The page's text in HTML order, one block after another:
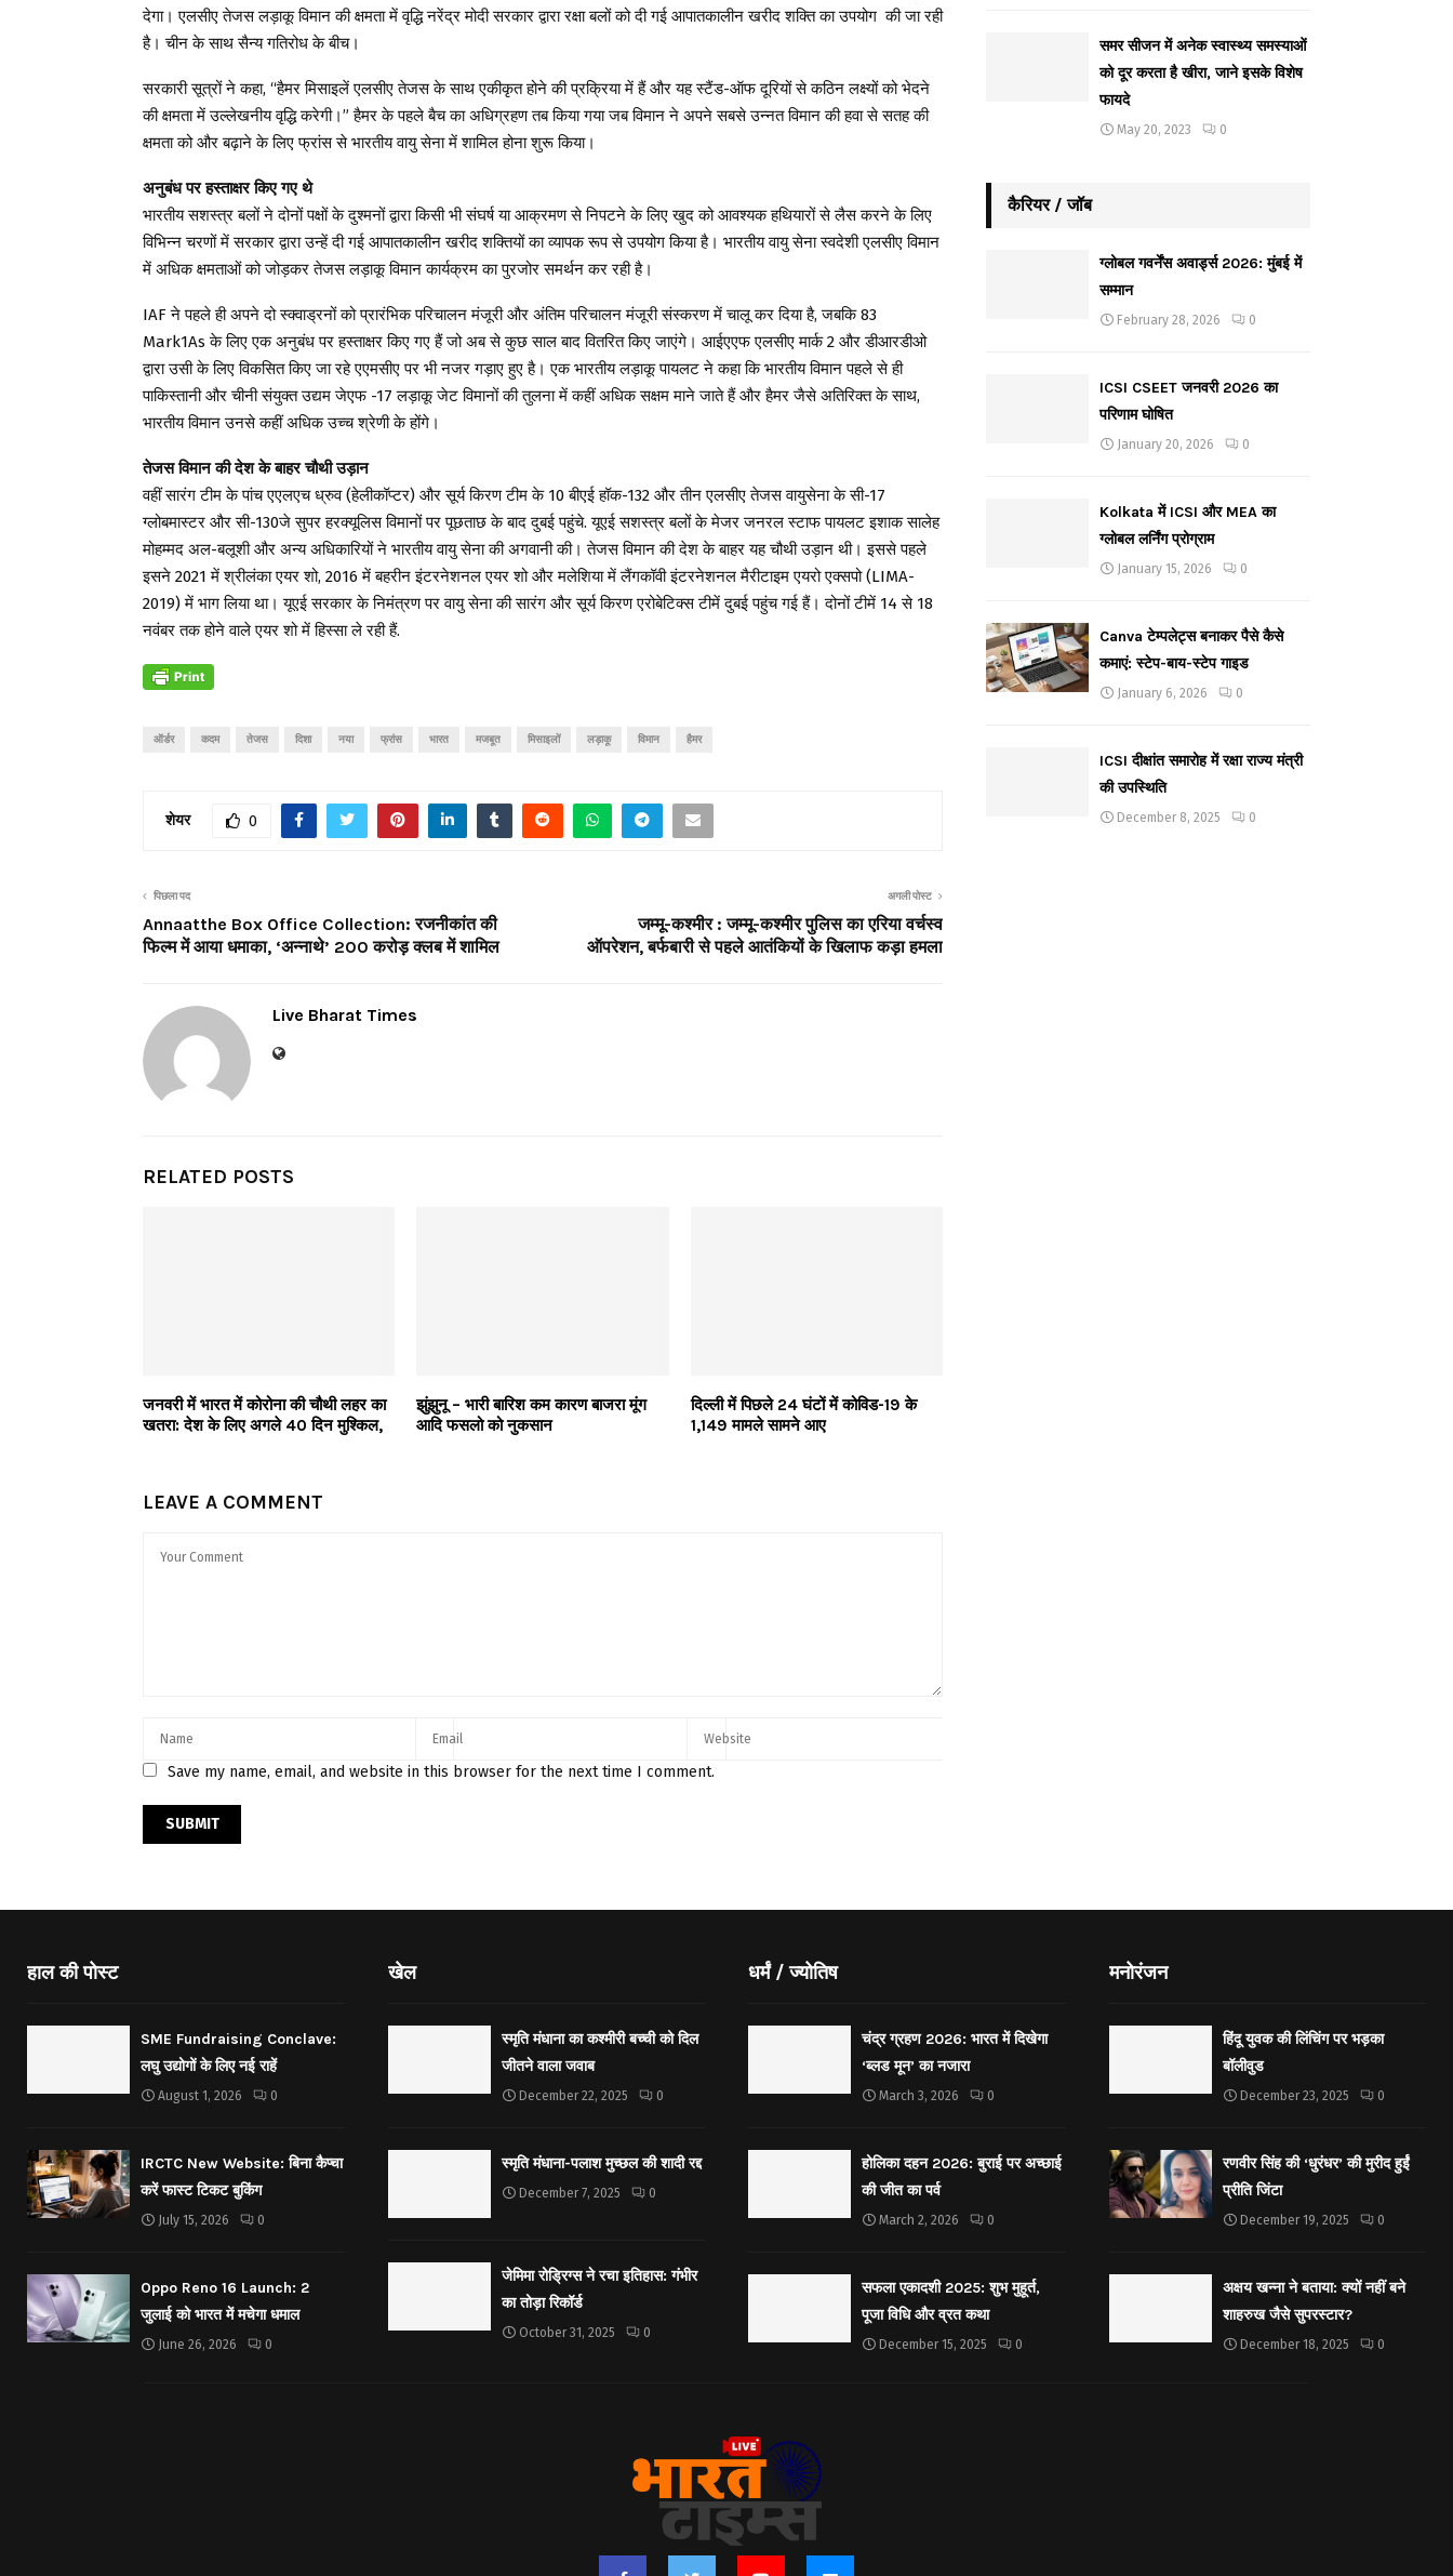
देगा। एलसीए तेजस लड़ाकू विमान की क्षमता में वृद्धि नरेंद्र मोदी सरकार द्वारा रक्षा बलों को दी गई आपातकालीन खरीद शक्ति का उपयोग की जा रही
है। चीन के साथ सैन्य गतिरोध के बीच।
सरकारी सूत्रों ने कहा, “हैमर मिसाइलें एलसीए तेजस के साथ एकीकृत होने की प्रक्रिया में हैं और यह स्टैंड-ऑफ दूरियों से कठिन लक्ष्यों को भेदने
की क्षमता में उल्लेखनीय वृद्धि करेगी।” हैमर के पहले बैच का अधिग्रहण तब किया गया जब विमान ने अपने सबसे उन्नत विमान की हवा से सतह की
क्षमता को और बढ़ाने के लिए फ्रांस से भारतीय वायु सेना में शामिल होना शुरू किया।
अनुबंध पर हस्ताक्षर किए गए थे
भारतीय सशस्त्र बलों ने दोनों पक्षों के दुश्मनों द्वारा किसी भी संघर्ष या आक्रमण से निपटने के लिए खुद को आवश्यक हथियारों से लैस करने के लिए
विभिन्न चरणों में सरकार द्वारा उन्हें दी गई आपातकालीन खरीद शक्तियों का व्यापक रूप से उपयोग किया है। भारतीय वायु सेना स्वदेशी एलसीए विमान
में अधिक क्षमताओं को जोड़कर तेजस लड़ाकू विमान कार्यक्रम का पुरजोर समर्थन कर रही है।
IAF ने पहले ही अपने दो स्क्वाड्रनों को प्रारंभिक परिचालन मंजूरी और अंतिम परिचालन मंजूरी संस्करण में चालू कर दिया है, जबकि 83
Mark1As के लिए एक अनुबंध पर हस्ताक्षर किए गए हैं जो अब से कुछ साल बाद वितरित किए जाएंगे। आईएएफ एलसीए मार्क 2 और डीआरडीओ
द्वारा उसी के लिए विकसित किए जा रहे एएमसीए पर भी नजर गड़ाए हुए है। एक भारतीय लड़ाकू पायलट ने कहा कि भारतीय विमान पहले से ही
पाकिस्तानी और चीनी संयुक्त उद्यम जेएफ -17 लड़ाकू जेट विमानों की तुलना में कहीं अधिक सक्षम माने जाते हैं और हैमर जैसे अतिरिक्त के साथ,
भारतीय विमान उनसे कहीं अधिक उच्च श्रेणी के होंगे।
तेजस विमान की देश के बाहर चौथी उड़ान
वहीं सारंग टीम के पांच एएलएच ध्रुव (हेलीकॉप्टर) और सूर्य किरण टीम के 10 बीएई हॉक-132 और तीन एलसीए तेजस वायुसेना के सी-17
ग्लोबमास्टर और सी-130जे सुपर हरक्यूलिस विमानों पर पूछताछ के बाद दुबई पहुंचे. यूएई सशस्त्र बलों के मेजर जनरल स्टाफ पायलट इशाक सालेह
मोहम्मद अल-बलूशी और अन्य अधिकारियों ने भारतीय वायु सेना की अगवानी की। तेजस विमान की देश के बाहर यह चौथी उड़ान थी। इससे पहले
इसने 2021 में श्रीलंका एयर शो, 2016 में बहरीन इंटरनेशनल एयर शो और मलेशिया में लैंगकॉवी इंटरनेशनल मैरीटाइम एयरो एक्सपो (LIMA-
2019) में भाग लिया था। यूएई सरकार के निमंत्रण पर वायु सेना की सारंग और सूर्य किरण एरोबेटिक्स टीमें दुबई पहुंच गई हैं। दोनों टीमें 14 से 18
नवंबर तक होने वाले एयर शो में हिस्सा ले रही हैं.
ऑर्डर कदम तेजस दिशा नया फ्रांस भारत मजबूत मिसाइलों लड़ाकू विमान हैमर
शेयर 0
पिछला पद
Annaatthe Box Office Collection: रजनीकांत की
फिल्म में आया धमाका, ‘अन्नाथे’ 200 करोड़ क्लब में शामिल
अगली पोस्ट
जम्मू-कश्मीर : जम्मू-कश्मीर पुलिस का एरिया वर्चस्व
ऑपरेशन, बर्फबारी से पहले आतंकियों के खिलाफ कड़ा हमला
Live Bharat Times
RELATED POSTS
जनवरी में भारत में कोरोना की चौथी लहर का
खतरा: देश के लिए अगले 40 दिन मुश्किल,
झुंझुनू – भारी बारिश कम कारण बाजरा मूंग
आदि फसलो को नुकसान
दिल्ली में पिछले 24 घंटों में कोविड-19 के
1,149 मामले सामने आए
LEAVE A COMMENT
Save my name, email, and website in this browser for the next time I comment.
समर सीजन में अनेक स्वास्थ्य समस्याओं
को दूर करता है खीरा, जाने इसके विशेष
फायदे
May 20, 2023 0
कैरियर / जॉब
ग्लोबल गवर्नेंस अवार्ड्स 2026: मुंबई में
सम्मान
February 28, 2026 0
ICSI CSEET जनवरी 2026 का
परिणाम घोषित
January 20, 2026 0
Kolkata में ICSI और MEA का
ग्लोबल लर्निंग प्रोग्राम
January 15, 2026 0
Canva टेम्पलेट्स बनाकर पैसे कैसे
कमाएं: स्टेप-बाय-स्टेप गाइड
January 6, 2026 0
ICSI दीक्षांत समारोह में रक्षा राज्य मंत्री
की उपस्थिति
December 8, 2025 0
हाल की पोस्ट
SME Fundraising Conclave:
लघु उद्योगों के लिए नई राहें
August 1, 2026 0
IRCTC New Website: बिना कैप्चा
करें फास्ट टिकट बुकिंग
July 15, 2026 0
Oppo Reno 16 Launch: 2
जुलाई को भारत में मचेगा धमाल
June 26, 2026 0
खेल
स्मृति मंधाना का कश्मीरी बच्ची को दिल
जीतने वाला जवाब
December 22, 2025 0
स्मृति मंधाना-पलाश मुच्छल की शादी रद्द
December 7, 2025 0
जेमिमा रोड्रिग्स ने रचा इतिहास: गंभीर
का तोड़ा रिकॉर्ड
October 31, 2025 0
धर्मं / ज्योतिष
चंद्र ग्रहण 2026: भारत में दिखेगा
‘ब्लड मून’ का नजारा
March 3, 2026 0
होलिका दहन 2026: बुराई पर अच्छाई
की जीत का पर्व
March 2, 2026 0
सफला एकादशी 2025: शुभ मुहूर्त,
पूजा विधि और व्रत कथा
December 15, 2025 0
मनोरंजन
हिंदू युवक की लिंचिंग पर भड़का
बॉलीवुड
December 23, 2025 0
रणवीर सिंह की ‘धुरंधर’ की मुरीद हुईं
प्रीति जिंटा
December 19, 2025 0
अक्षय खन्ना ने बताया: क्यों नहीं बने
शाहरुख जैसे सुपरस्टार?
December 18, 2025 0